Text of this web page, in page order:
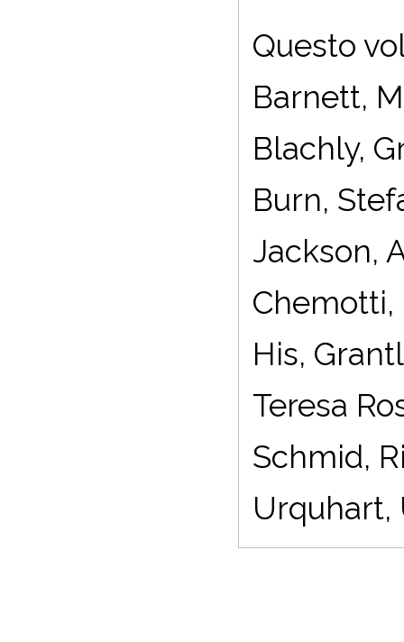
Questo
Barnett,
Blachly,
Burn,
Jackson,
Chemotti,
His,
Teresa
Schmid,
Urquhart,